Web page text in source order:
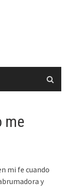
me
mi fe cuando
y